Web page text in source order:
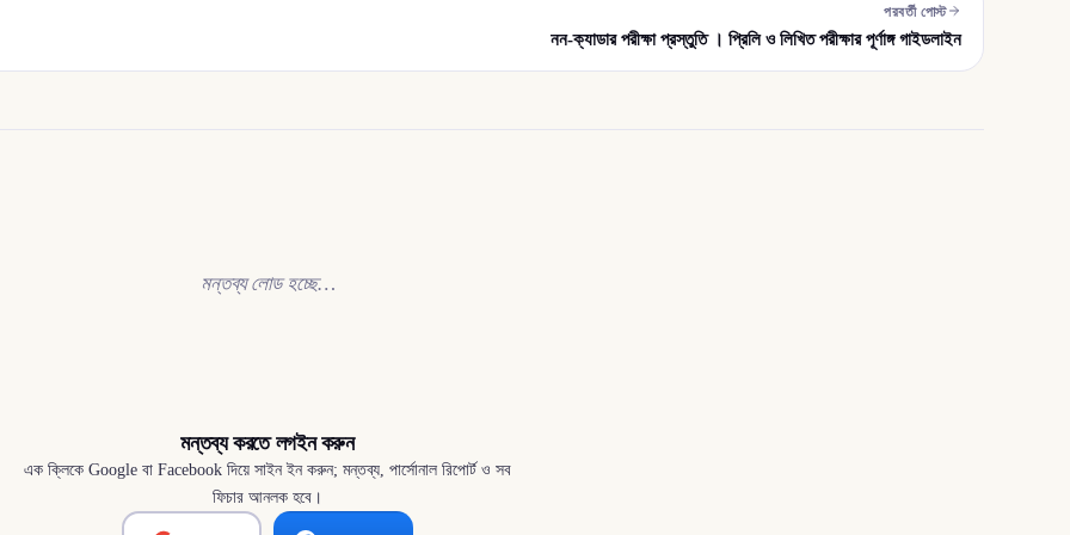
পরবর্তী পোস্ট
নন-ক্যাডার পরীক্ষা প্রস্তুতি । প্রিলি ও লিখিত পরীক্ষার পূর্ণাঙ্গ গাইডলাইন
মন্তব্য লোড হচ্ছে…
মন্তব্য করতে লগইন করুন
এক ক্লিকে Google বা Facebook দিয়ে সাইন ইন করুন; মন্তব্য, পার্সোনাল রিপোর্ট ও সব
ফিচার আনলক হবে।